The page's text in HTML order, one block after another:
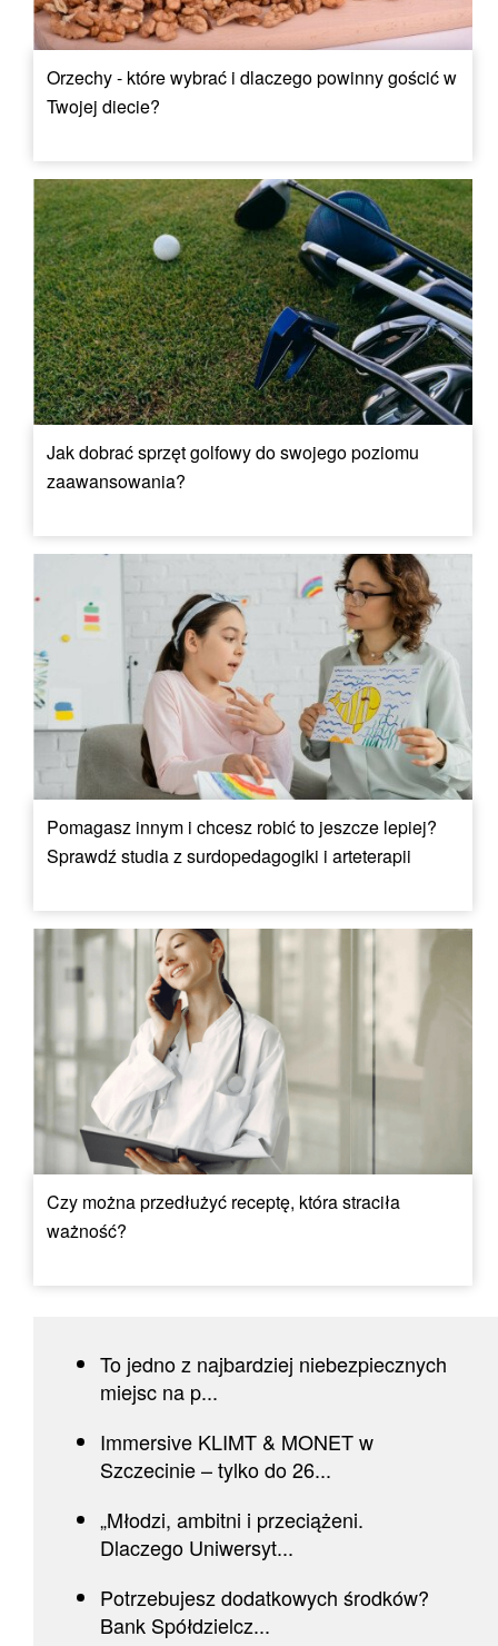
Orzechy - które wybrać i dlaczego powinny gościć w
Twojej diecie?
Jak dobrać sprzęt golfowy do swojego poziomu
zaawansowania?
Pomagasz innym i chcesz robić to jeszcze lepiej?
Sprawdź studia z surdopedagogiki i arteterapii
Czy można przedłużyć receptę, która straciła
ważność?
To jedno z najbardziej niebezpiecznych
miejsc na p...
Immersive KLIMT & MONET w
Szczecinie – tylko do 26...
„Młodzi, ambitni i przeciążeni.
Dlaczego Uniwersyt...
Potrzebujesz dodatkowych środków?
Bank Spółdzielcz...